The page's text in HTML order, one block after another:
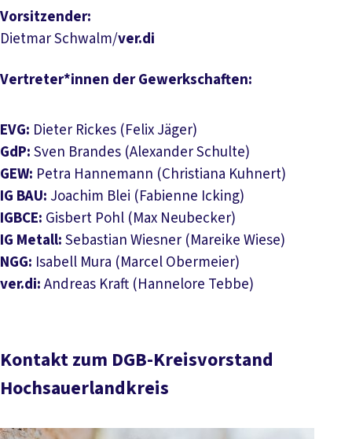
Vorsitzender:
Dietmar Schwalm/ver.di
Vertreter*innen der Gewerkschaften:
EVG: Dieter Rickes (Felix Jäger)
GdP:Sven Brandes (Alexander Schulte)
GEW: Petra Hannemann (Christiana Kuhnert)
IG BAU: Joachim Blei (Fabienne Icking)
IGBCE: Gisbert Pohl (Max Neubecker)
IG Metall:Sebastian Wiesner (Mareike Wiese)
NGG: Isabell Mura (Marcel Obermeier)
ver.di:Andreas Kraft (Hannelore Tebbe)
Kontakt zum DGB-Kreisvorstand
Hochsauerlandkreis